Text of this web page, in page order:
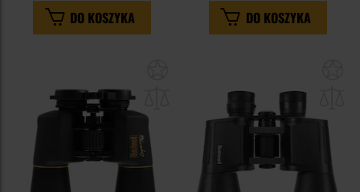
DO KOSZYKA DO KOSZYKA